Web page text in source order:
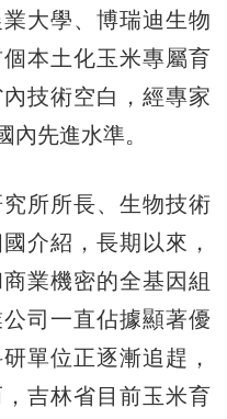
大學、博瑞迪生物
本土化玉米專屬育
技術空白，經專家
內先進水準。
所所長、生物技術
介紹，長期以來，
業機密的全基因組
司一直佔據顯著優
單位正逐漸追趕，
吉林省目前玉米育